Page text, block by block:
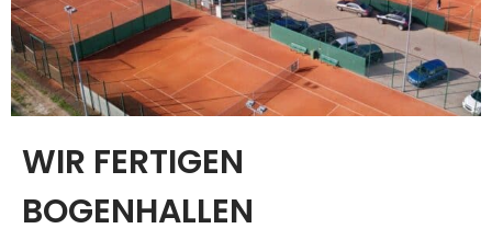
WIR FERTIGEN
BOGENHALLEN